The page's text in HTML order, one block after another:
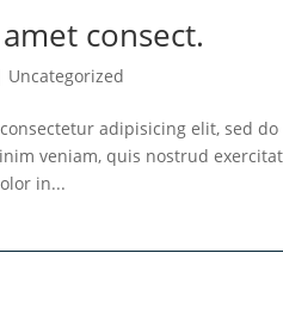
consect.
Uncategorized
adipisicing elit, sed
veniam, quis nostrud
in...